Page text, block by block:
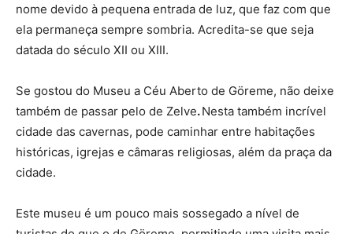
nome devido à pequena entrada de luz, que faz com que
ela permaneça sempre sombria. Acredita-se que seja
datada do século XII ou XIII.
Se gostou do Museu a Céu Aberto de Göreme, não deixe
também de passar pelo de Zelve.Nesta também incrível
cidade das cavernas, pode caminhar entre habitações
históricas, igrejas e câmaras religiosas, além da praça da
cidade.
Este museu é um pouco mais sossegado a nível de